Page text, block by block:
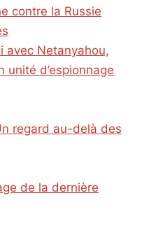
contre la Russie
avec Netanyahou,
unité d’espionnage
regard au-delà des
de la dernière